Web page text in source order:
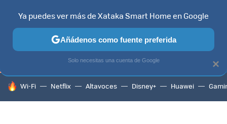
TELEVISORES CONTENIDOS SMART TV SELECCIÓN
HOY SE HABLA DE
Wi-Fi Netflix Altavoces Disney+ Huawei
×
Ya puedes ver más de Xataka Smart Home en Google
Añádenos como fuente preferida
Solo necesitas una cuenta de Google